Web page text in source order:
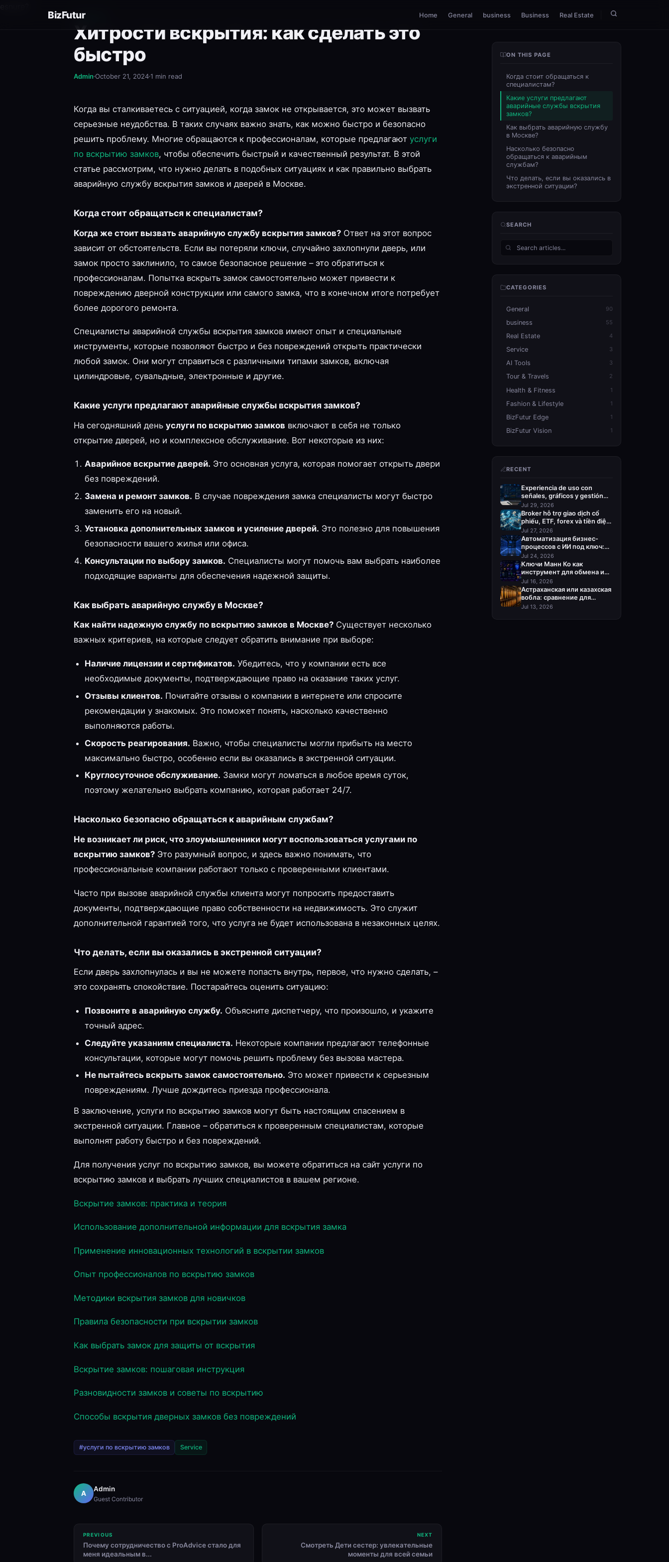
BizFutur Home General business Business Real Estate
SERVICE
Хитрости вскрытия: как сделать это
быстро
Admin October 21, 20241 min read
Когда вы сталкиваетесь с ситуацией, когда замок не открывается, это может вызвать
серьезные неудобства. В таких случаях важно знать, как можно быстро и безопасно
решить проблему. Многие обращаются к профессионалам, которые предлагают услуги
по вскрытию замков, чтобы обеспечить быстрый и качественный результат. В этой
статье рассмотрим, что нужно делать в подобных ситуациях и как правильно выбрать
аварийную службу вскрытия замков и дверей в Москве.
Когда стоит обращаться к специалистам?
Когда же стоит вызвать аварийную службу вскрытия замков? Ответ на этот вопрос
зависит от обстоятельств. Если вы потеряли ключи, случайно захлопнули дверь, или
замок просто заклинило, то самое безопасное решение – это обратиться к
профессионалам. Попытка вскрыть замок самостоятельно может привести к
повреждению дверной конструкции или самого замка, что в конечном итоге потребует
более дорогого ремонта.
Специалисты аварийной службы вскрытия замков имеют опыт и специальные
инструменты, которые позволяют быстро и без повреждений открыть практически
любой замок. Они могут справиться с различными типами замков, включая
цилиндровые, сувальдные, электронные и другие.
Какие услуги предлагают аварийные службы вскрытия замков?
На сегодняшний день услуги по вскрытию замков включают в себя не только
открытие дверей, но и комплексное обслуживание. Вот некоторые из них:
Аварийное вскрытие дверей. Это основная услуга, которая помогает открыть двери
без повреждений.
Замена и ремонт замков. В случае повреждения замка специалисты могут быстро
заменить его на новый.
Установка дополнительных замков и усиление дверей. Это полезно для повышения
безопасности вашего жилья или офиса.
Консультации по выбору замков. Специалисты могут помочь вам выбрать наиболее
подходящие варианты для обеспечения надежной защиты.
Как выбрать аварийную службу в Москве?
Как найти надежную службу по вскрытию замков в Москве? Существует несколько
важных критериев, на которые следует обратить внимание при выборе:
Наличие лицензии и сертификатов. Убедитесь, что у компании есть все
необходимые документы, подтверждающие право на оказание таких услуг.
Отзывы клиентов. Почитайте отзывы о компании в интернете или спросите
рекомендации у знакомых. Это поможет понять, насколько качественно
выполняются работы.
Скорость реагирования. Важно, чтобы специалисты могли прибыть на место
максимально быстро, особенно если вы оказались в экстренной ситуации.
Круглосуточное обслуживание. Замки могут ломаться в любое время суток,
поэтому желательно выбрать компанию, которая работает 24/7.
Насколько безопасно обращаться к аварийным службам?
Не возникает ли риск, что злоумышленники могут воспользоваться услугами по
вскрытию замков? Это разумный вопрос, и здесь важно понимать, что
профессиональные компании работают только с проверенными клиентами.
Часто при вызове аварийной службы клиента могут попросить предоставить
документы, подтверждающие право собственности на недвижимость. Это служит
дополнительной гарантией того, что услуга не будет использована в незаконных целях.
Что делать, если вы оказались в экстренной ситуации?
Если дверь захлопнулась и вы не можете попасть внутрь, первое, что нужно сделать, –
это сохранять спокойствие. Постарайтесь оценить ситуацию:
Позвоните в аварийную службу. Объясните диспетчеру, что произошло, и укажите
точный адрес.
Следуйте указаниям специалиста. Некоторые компании предлагают телефонные
консультации, которые могут помочь решить проблему без вызова мастера.
Не пытайтесь вскрыть замок самостоятельно. Это может привести к серьезным
повреждениям. Лучше дождитесь приезда профессионала.
В заключение, услуги по вскрытию замков могут быть настоящим спасением в
экстренной ситуации. Главное – обратиться к проверенным специалистам, которые
выполнят работу быстро и без повреждений.
Для получения услуг по вскрытию замков, вы можете обратиться на сайт услуги по
вскрытию замков и выбрать лучших специалистов в вашем регионе.
Вскрытие замков: практика и теория
Использование дополнительной информации для вскрытия замка
Применение инновационных технологий в вскрытии замков
Опыт профессионалов по вскрытию замков
Методики вскрытия замков для новичков
Правила безопасности при вскрытии замков
Как выбрать замок для защиты от вскрытия
Вскрытие замков: пошаговая инструкция
Разновидности замков и советы по вскрытию
Способы вскрытия дверных замков без повреждений
#услуги по вскрытию замков Service
A
Admin
Guest Contributor
PREVIOUS
Почему сотрудничество с ProAdvice стало для
меня идеальным в...
NEXT
Смотреть Дети сестер: увлекательные
моменты для всей семьи
ON THIS PAGE
Когда стоит обращаться к
специалистам?
Какие услуги предлагают
аварийные службы вскрытия
замков?
Как выбрать аварийную службу
в Москве?
Насколько безопасно
обращаться к аварийным
службам?
Что делать, если вы оказались в
экстренной ситуации?
SEARCH
CATEGORIES
General 90
business 55
Real Estate 4
Service 3
AI Tools 3
Tour & Travels 2
Health & Fitness 1
Fashion & Lifestyle 1
BizFutur Edge 1
BizFutur Vision 1
RECENT
Experiencia de uso con
señales, gráficos y gestión
del riesgo
Jul 29, 2026
Broker hỗ trợ giao dịch cổ
phiếu, ETF, forex và tiền điện
tử
Jul 27, 2026
Автоматизация бизнес-
процессов с ИИ под ключ:
кого выбрать
Jul 24, 2026
Ключи Манн Ко как
инструмент для обмена и
пополнения Steam
Jul 16, 2026
Астраханская или казахская
вобла: сравнение для
оптовой закупки
Jul 13, 2026